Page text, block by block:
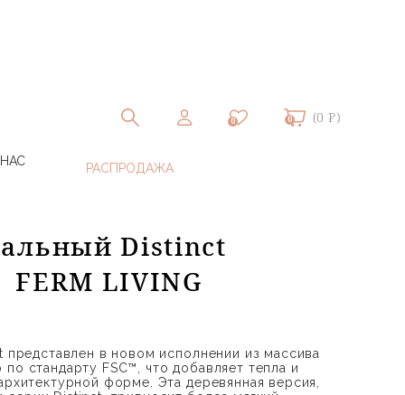
0 0 (0 ₽)
Distinct
LIVING
в новом исполнении из массива
стандарту FSC™, что добавляет тепла и
форме. Эта деревянная версия,